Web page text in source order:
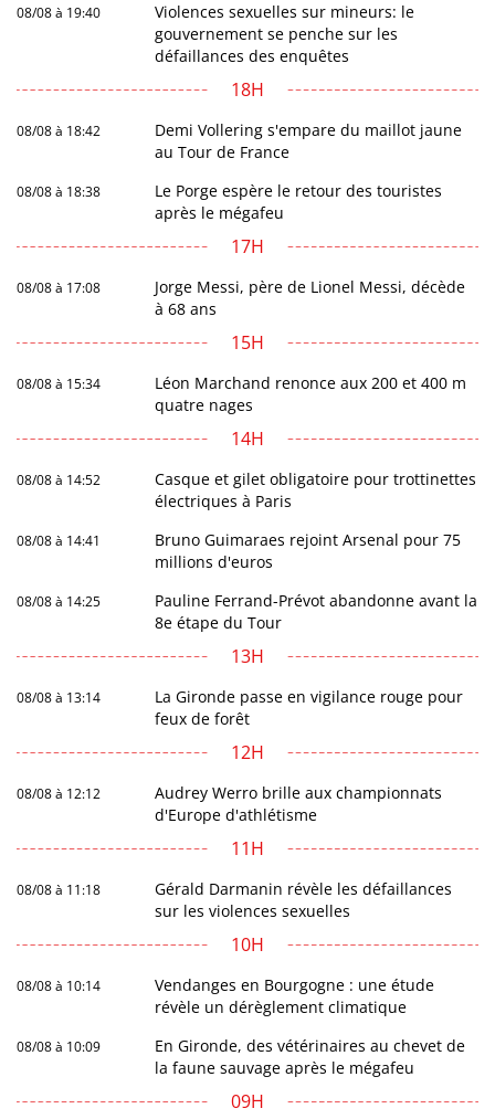
08/08 à 19:40
Violences sexuelles sur mineurs: le
gouvernement se penche sur les
défaillances des enquêtes
18H
08/08 à 18:42
Demi Vollering s'empare du maillot jaune
au Tour de France
08/08 à 18:38
Le Porge espère le retour des touristes
après le mégafeu
17H
08/08 à 17:08
Jorge Messi, père de Lionel Messi, décède
à 68 ans
15H
08/08 à 15:34
Léon Marchand renonce aux 200 et 400 m
quatre nages
14H
08/08 à 14:52
Casque et gilet obligatoire pour trottinettes
électriques à Paris
08/08 à 14:41
Bruno Guimaraes rejoint Arsenal pour 75
millions d'euros
08/08 à 14:25
Pauline Ferrand-Prévot abandonne avant la
8e étape du Tour
13H
08/08 à 13:14
La Gironde passe en vigilance rouge pour
feux de forêt
12H
08/08 à 12:12
Audrey Werro brille aux championnats
d'Europe d'athlétisme
11H
08/08 à 11:18
Gérald Darmanin révèle les défaillances
sur les violences sexuelles
10H
08/08 à 10:14
Vendanges en Bourgogne : une étude
révèle un dérèglement climatique
08/08 à 10:09
En Gironde, des vétérinaires au chevet de
la faune sauvage après le mégafeu
09H